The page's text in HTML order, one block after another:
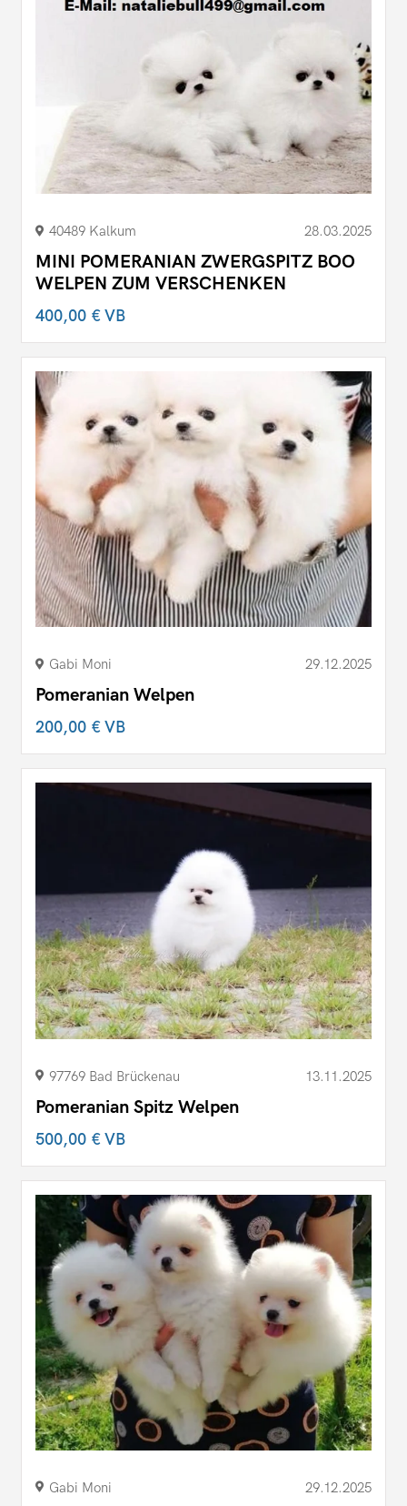
40489 Kalkum 28.03.2025
MINI POMERANIAN ZWERGSPITZ BOO
WELPEN ZUM VERSCHENKEN
400,00 €VB
Gabi Moni 29.12.2025
Pomeranian Welpen
200,00 €VB
97769 Bad Brückenau 13.11.2025
Pomeranian Spitz Welpen
500,00 €VB
Gabi Moni 29.12.2025